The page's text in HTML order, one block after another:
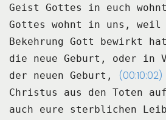
Geist Gottes in euch
Gottes wohnt in uns,
weil
Bekehrung Gott bewirkt
die neue Geburt, oder in
der neuen Geburt,
(00:10:02)
Christus aus den Toten
auch eure sterblichen